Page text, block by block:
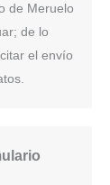
de Meruelo
de lo
el envío